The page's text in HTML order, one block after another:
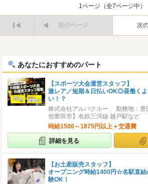
1ページ（全7ページ中）
前のページ
次
あなたにおすすめのパート
【スポーツ大会運営スタッフ】
激レア／短期＆日払いOK◎昼働く
い！？
株式会社アルバクルー 勤務地：
他豊田市】名鉄三河線 越戸駅など
時給1500～1875円以上＋交通費
詳細を見る
【お土産販売スタッフ】
オープニング時給1400円☆名駅直
験OK！